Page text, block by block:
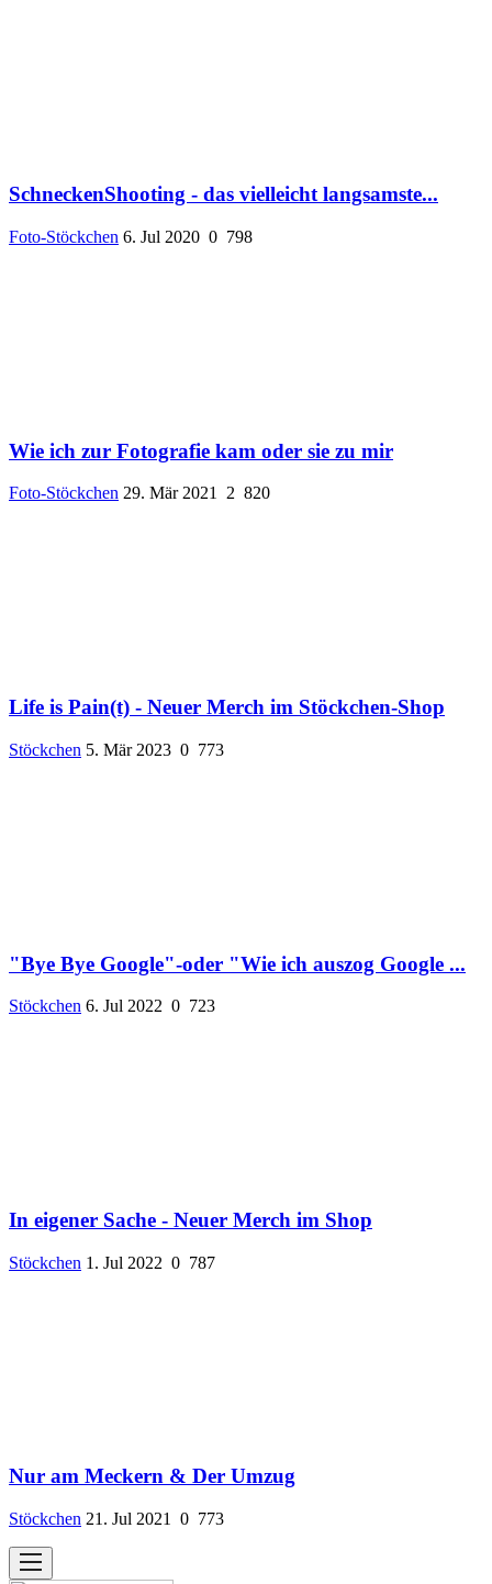
SchneckenShooting - das vielleicht langsamste...
Foto-Stöckchen 6. Jul 2020 0 798
Wie ich zur Fotografie kam oder sie zu mir
Foto-Stöckchen 29. Mär 2021 2 820
Life is Pain(t) - Neuer Merch im Stöckchen-Shop
Stöckchen 5. Mär 2023 0 773
"Bye Bye Google"-oder "Wie ich auszog Google ...
Stöckchen 6. Jul 2022 0 723
In eigener Sache - Neuer Merch im Shop
Stöckchen 1. Jul 2022 0 787
Nur am Meckern & Der Umzug
Stöckchen 21. Jul 2021 0 773